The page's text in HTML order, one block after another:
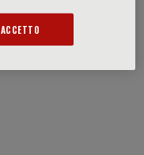
ACCETTO